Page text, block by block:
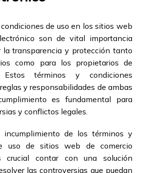
de uso en los sitios web
son de vital importancia
la transparencia y protección tanto
como para los propietarios de
términos y condiciones
y responsabilidades de ambas
es fundamental para
y conflictos legales.
de los términos y
uso de sitios web de comercio
crucial contar con una solución
las controversias que puedan